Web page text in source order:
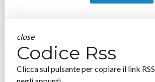
close
Codice Rss
Clicca sul pulsante per copiare il link RSS